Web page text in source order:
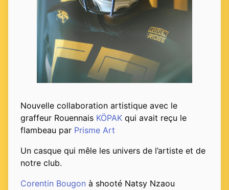
Nouvelle collaboration artistique avec le
graffeur Rouennais KÖPAK qui avait reçu le
flambeau par Prisme Art
Un casque qui mêle les univers de l’artiste et de
notre club.
Corentin Bougon à shooté Natsy Nzaou